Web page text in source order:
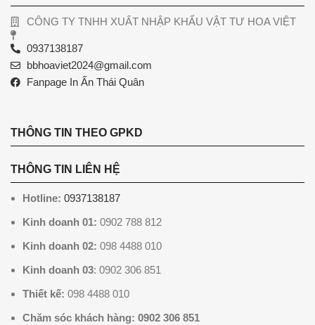
CÔNG TY TNHH XUẤT NHẬP KHẨU VẬT TƯ HOA VIỆT
0937138187
bbhoaviet2024@gmail.com
Fanpage In Ấn Thái Quân
THÔNG TIN THEO GPKD
THÔNG TIN LIÊN HỆ
Hotline: 0937138187
Kinh doanh 01: 0902 788 812
Kinh doanh 02: 098 4488 010
Kinh doanh 03: 0902 306 851
Thiết kế: 098 4488 010
Chăm sóc khách hàng: 0902 306 851